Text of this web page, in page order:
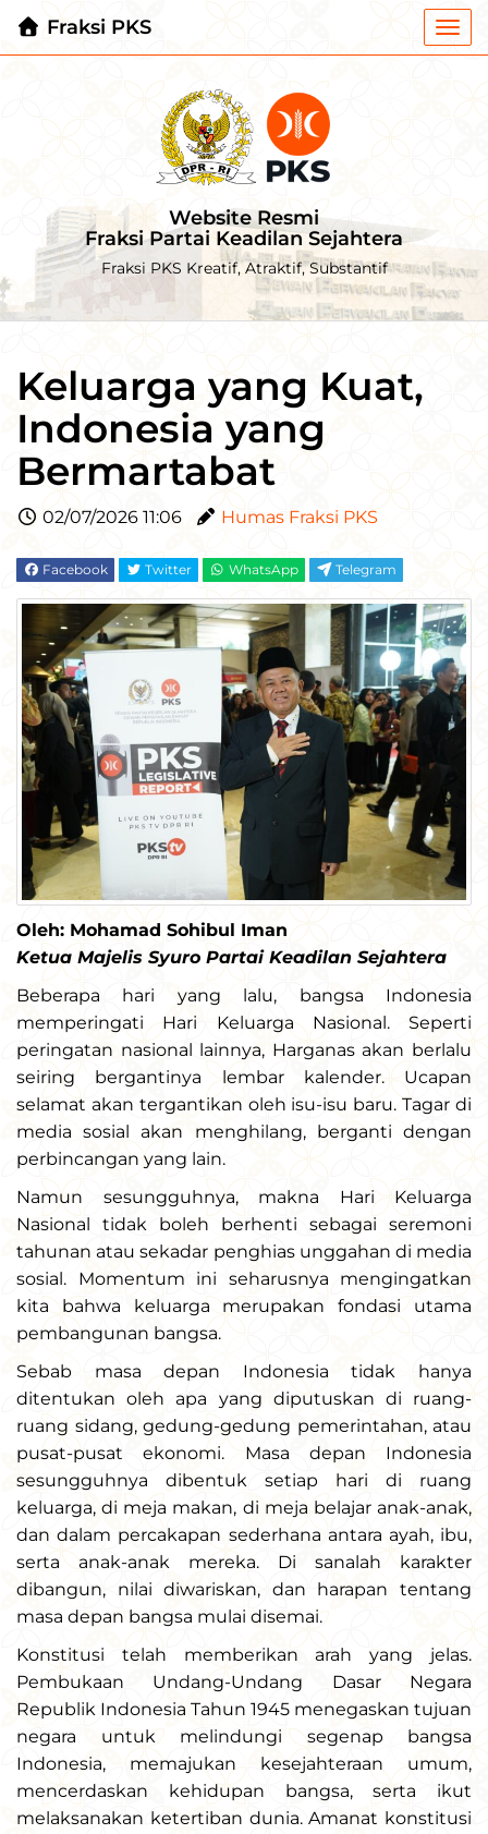
Fraksi PKS
Website Resmi
Fraksi Partai Keadilan Sejahtera
Fraksi PKS Kreatif, Atraktif, Substantif
Keluarga yang Kuat,
Indonesia yang
Bermartabat
02/07/2026 11:06 Humas Fraksi PKS
Facebook Twitter WhatsApp Telegram
Oleh: Mohamad Sohibul Iman
Ketua Majelis Syuro Partai Keadilan Sejahtera
Beberapa hari yang lalu, bangsa Indonesia
memperingati Hari Keluarga Nasional. Seperti
peringatan nasional lainnya, Harganas akan berlalu
seiring bergantinya lembar kalender. Ucapan
selamat akan tergantikan oleh isu-isu baru. Tagar di
media sosial akan menghilang, berganti dengan
perbincangan yang lain.
Namun sesungguhnya, makna Hari Keluarga
Nasional tidak boleh berhenti sebagai seremoni
tahunan atau sekadar penghias unggahan di media
sosial. Momentum ini seharusnya mengingatkan
kita bahwa keluarga merupakan fondasi utama
pembangunan bangsa.
Sebab masa depan Indonesia tidak hanya
ditentukan oleh apa yang diputuskan di ruang-
ruang sidang, gedung-gedung pemerintahan, atau
pusat-pusat ekonomi. Masa depan Indonesia
sesungguhnya dibentuk setiap hari di ruang
keluarga, di meja makan, di meja belajar anak-anak,
dan dalam percakapan sederhana antara ayah, ibu,
serta anak-anak mereka. Di sanalah karakter
dibangun, nilai diwariskan, dan harapan tentang
masa depan bangsa mulai disemai.
Konstitusi telah memberikan arah yang jelas.
Pembukaan Undang-Undang Dasar Negara
Republik Indonesia Tahun 1945 menegaskan tujuan
negara untuk melindungi segenap bangsa
Indonesia, memajukan kesejahteraan umum,
mencerdaskan kehidupan bangsa, serta ikut
melaksanakan ketertiban dunia. Amanat konstitusi